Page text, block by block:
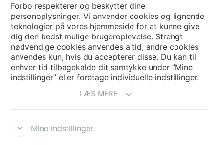
My Forbo
Nuway entrance systems
Forbo respekterer og beskytter dine
personoplysninger. Vi anvender cookies og lignende
teknologier på vores hjemmeside for at kunne give
dig den bedst mulige brugeroplevelse. Strengt
nødvendige cookies anvendes altid, andre cookies
anvendes kun, hvis du accepterer disse. Du kan til
enhver tid tilbagekalde dit samtykke under ”Mine
indstillinger” eller foretage individuelle indstillinger.
LÆS MERE
Mine indstillinger